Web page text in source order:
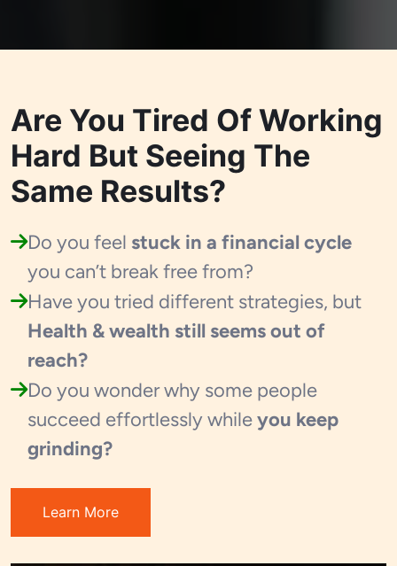
Are You Tired Of Working
Hard But Seeing The
Same Results?
Do you feel stuck in a financial cycle
you can’t break free from?
Have you tried different strategies, but
Health & wealth still seems out of
reach?
Do you wonder why some people
succeed effortlessly whileyou keep
grinding?
Learn More